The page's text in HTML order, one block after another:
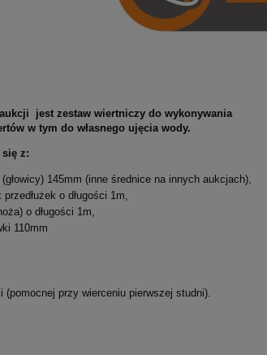
jest zestaw wiertniczy do wykonywania
w tym do własnego ujęcia wody.
się z:
145mm (inne średnice na innych aukcjach),
przedłużek o długości 1m,
o długości 1m,
110mm
(pomocnej przy wierceniu pierwszej studni).